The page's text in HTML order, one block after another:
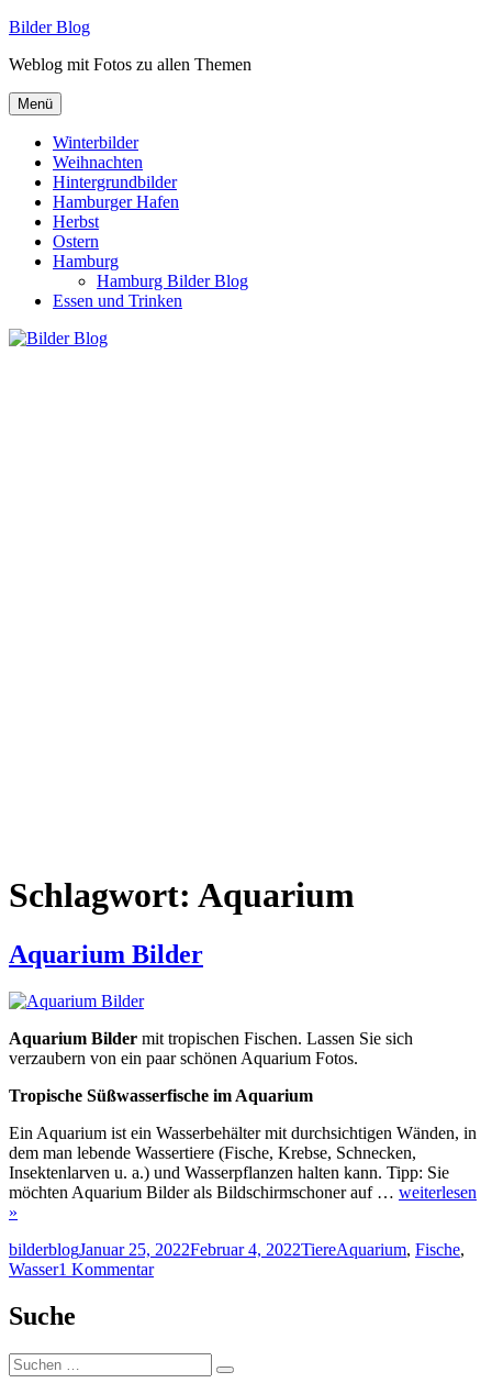
Zum
springen
Bilder Blog
Weblog mit Fotos zu allen Themen
Menü
Winterbilder
Weihnachten
Hintergrundbilder
Hamburger Hafen
Herbst
Ostern
Hamburg
Hamburg Bilder Blog
Essen und Trinken
Schlagwort: Aquarium
Aquarium Bilder
Aquarium Bilder mit tropischen Fischen. Lassen Sie sich
verzaubern von ein paar schönen Aquarium Fotos.
Tropische Süßwasserfische im Aquarium
Ein Aquarium ist ein Wasserbehälter mit durchsichtigen Wänden, in
dem man lebende Wassertiere (Fische, Krebse, Schnecken,
Insektenlarven u. a.) und Wasserpflanzen halten kann. Tipp: Sie
möchten Aquarium Bilder als Bildschirmschoner auf … weiterlesen
»
Autor
bilderblogVeröffentlicht
am
Januar 25, 2022Februar 4, 2022Kategorien
TiereSchlagwörter
Aquarium, Fische,
Wasser1 Kommentarzu
Suche
Suche
nach:
Suchen